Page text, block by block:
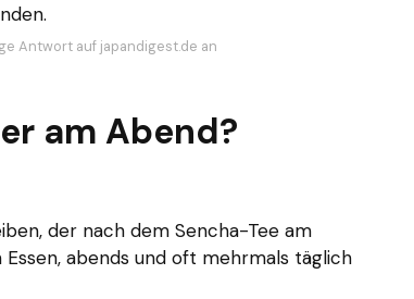
Antwort auf japandigest.de an
am Abend?
der nach dem Sencha-Tee am
abends und oft mehrmals täglich